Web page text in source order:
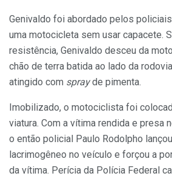
Genivaldo foi abordado pelos
uma motocicleta sem usar capacete.
resistência, Genivaldo desceu da
chão de terra batida ao lado da
atingido com sprayde pimenta.
Imobilizado, o motociclista foi
viatura. Com a vítima rendida e presa
o então policial Paulo Rodolpho
lacrimogêneo no veículo e forçou a
da vítima. Perícia da Polícia Federal